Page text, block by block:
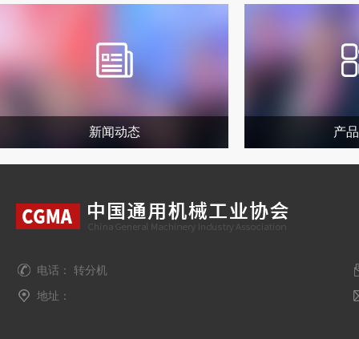
新闻动态 产
电话： 转分机
地址：